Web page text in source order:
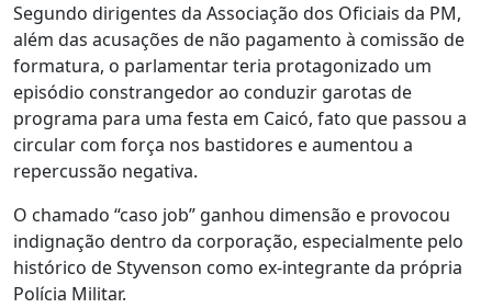
Segundo dirigentes da Associação dos Oficiais da PM,
além das acusações de não pagamento à comissão de
formatura, o parlamentar teria protagonizado um
episódio constrangedor ao conduzir garotas de
programa para uma festa em Caicó, fato que passou a
circular com força nos bastidores e aumentou a
repercussão negativa.
O chamado “caso job” ganhou dimensão e provocou
indignação dentro da corporação, especialmente pelo
histórico de Styvenson como ex-integrante da própria
Polícia Militar.